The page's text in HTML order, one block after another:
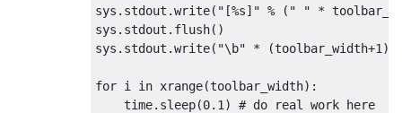
sys . stdout .write( "[%s]" % ( " " *
sys . stdout . flush()
sys . stdout .write( "\b" * (toolbar_width+1 ))
for i in xrange(toolbar_width):
    time
. sleep(0.1 )
# do real work here